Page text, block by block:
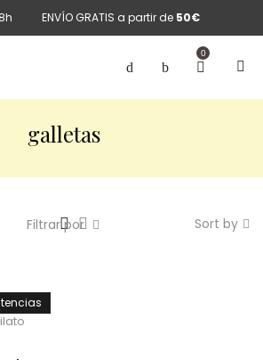
ENVÍO GRATIS a partir de 50€
0
galletas
Sort by
Filtrar por